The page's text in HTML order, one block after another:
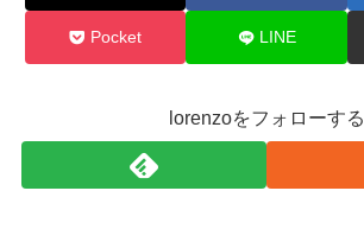
Pocket LINE
lorenzoをフォローする